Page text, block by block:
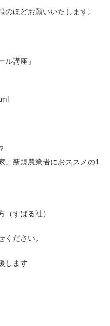
のほどお願いいたします。
ル講座」
、新規農業者におススメの1
（すばる社）
ください。
します